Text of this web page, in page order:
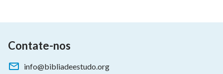
Contate-nos
info@bibliadeestudo.org